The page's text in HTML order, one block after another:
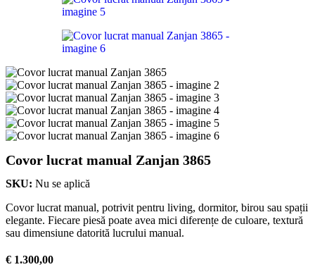
Covor lucrat manual Zanjan 3865
SKU: Nu se aplică
Covor lucrat manual, potrivit pentru living, dormitor, birou sau spații
elegante. Fiecare piesă poate avea mici diferențe de culoare, textură
sau dimensiune datorită lucrului manual.
€ 1.300,00